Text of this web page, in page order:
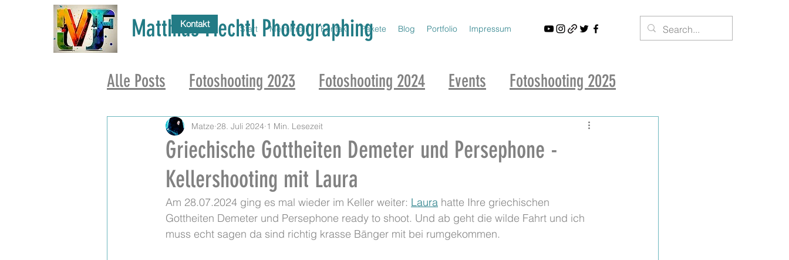
Matthias Fiechtl Photographing
Kontakt Start Mein Profil Kontakt Pakete Blog Portfolio Impressum
Alle Posts Fotoshooting 2023 Fotoshooting 2024 Events Fotoshooting 2025
Griechische Gottheiten Demeter und Persephone -
Kellershooting mit Laura
Matze 28. Juli 2024 1 Min. Lesezeit
Am 28.07.2024 ging es mal wieder im Keller weiter: Laura hatte Ihre griechischen
Gottheiten Demeter und Persephone ready to shoot. Und ab geht die wilde Fahrt und ich
muss echt sagen da sind richtig krasse Bänger mit bei rumgekommen.